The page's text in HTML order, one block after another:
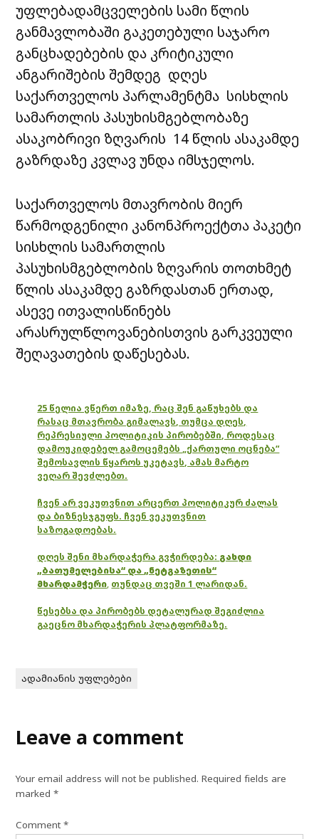
უფლებადამცველების სამი წლის
განმავლობაში გაკეთებული საჯარო
განცხადებების და კრიტიკული
ანგარიშების შემდეგ დღეს
საქართველოს პარლამენტმა სისხლის
სამართლის პასუხისმგებლობაზე
ასაკობრივი ზღვარის 14 წლის ასაკამდე
გაზრდაზე კვლავ უნდა იმსჯელოს.
საქართველოს მთავრობის მიერ
წარმოდგენილი კანონპროექტთა პაკეტი
სისხლის სამართლის
პასუხისმგებლობის ზღვარის თოთხმეტ
წლის ასაკამდე გაზრდასთან ერთად,
ასევე ითვალისწინებს
არასრულწლოვანებისთვის გარკვეული
შეღავათების დაწესებას.
25 წელია ვწერთ იმაზე, რაც შენ გაწუხებს და
რასაც მთავრობა გიმალავს, თუმცა დღეს,
რეპრესიული პოლიტიკის პირობებში, როდესაც
დამოუკიდებელ გამოცემებს „ქართული ოცნება“
შემოსავლის წყაროს უკეტავს, ამას მარტო
ვეღარ შევძლებთ.
ჩვენ არ ვეკუთვნით არცერთ პოლიტიკურ ძალას
და ბიზნესჯგუფს. ჩვენ ვეკუთვნით
საზოგადოებას.
დღეს შენი მხარდაჭერა გვჭირდება: გახდი
„ბათუმელებისა“ და „ნეტგაზეთის“
მხარდამჭერი, თუნდაც თვეში 1 ლარიდან.
წესებსა და პირობებს დეტალურად შეგიძლია
გაეცნო მხარდაჭერის პლატფორმაზე.
ადამიანის უფლებები
Leave a comment
Your email address will not be published. Required fields are
marked*
Comment*